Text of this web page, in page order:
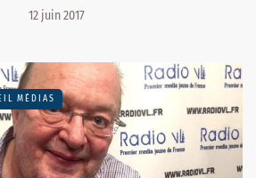
12 juin 2017
MÉDIAS